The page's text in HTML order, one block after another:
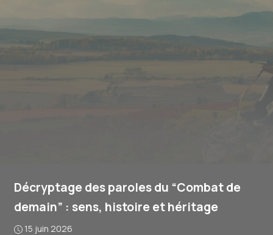
Décryptage des paroles du “Combat de
demain” : sens, histoire et héritage
15 juin 2026